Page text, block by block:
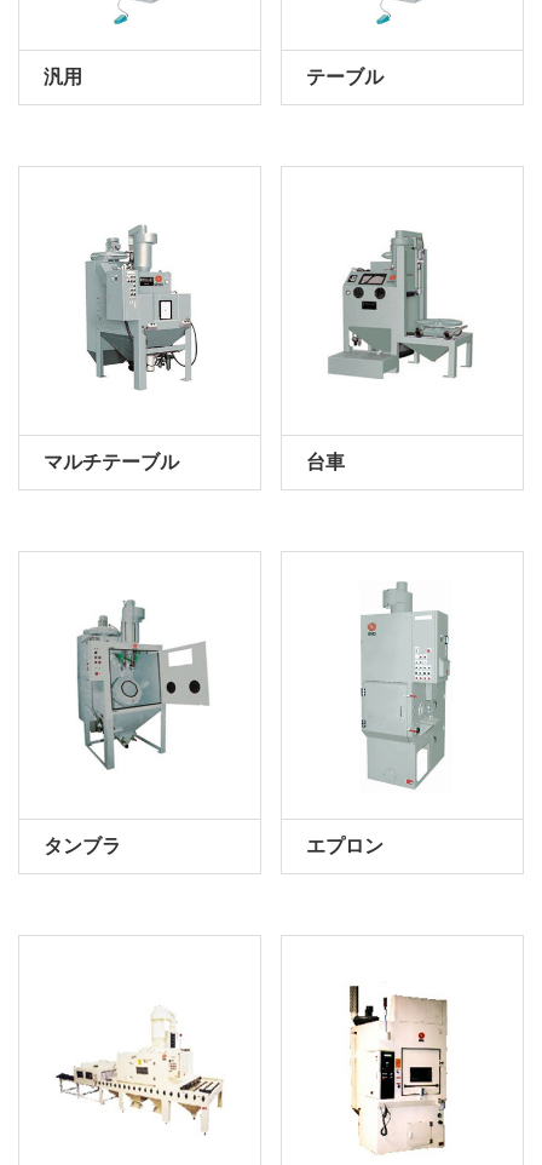
汎用 テーブル
マルチテーブル 台車
タンブラ エプロン